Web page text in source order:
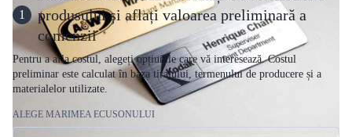
1
produsului și aflați valoarea preliminară a
comenzii
Pentru a afla costul, alegeți opțiunile care vă interesează. Costul
preliminar este calculat în baza tirajului, termenului de producere și a
materialelor utilizate.
ALEGE MARIMEA ECUSONULUI